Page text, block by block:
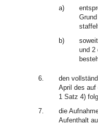
a)
b)
und 2
6.
den
April des auf
1 Satz 4)
7.
die
Aufenthalt